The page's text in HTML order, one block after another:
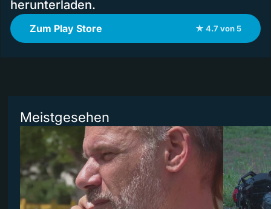
herunterladen.
Zum Play Store ★ 4.7 von 5
Meistgesehen